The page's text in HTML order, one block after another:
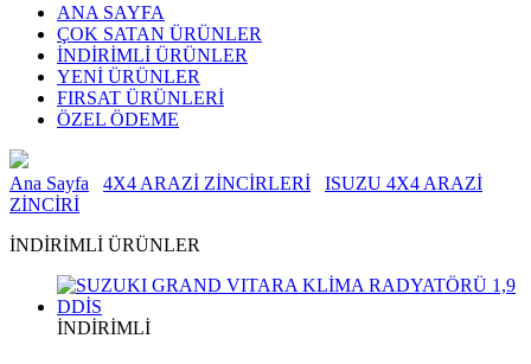
ANA SAYFA
ÇOK SATAN ÜRÜNLER
İNDİRİMLİ ÜRÜNLER
YENİ ÜRÜNLER
FIRSAT ÜRÜNLERİ
ÖZEL ÖDEME
Ana Sayfa 4X4 ARAZİ ZİNCİRLERİ
ISUZU 4X4 ARAZİ
ZİNCİRİ
İNDİRİMLİ ÜRÜNLER
İNDİRİMLİ